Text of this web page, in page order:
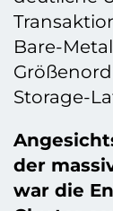
Bare-
Storage-
der
war die